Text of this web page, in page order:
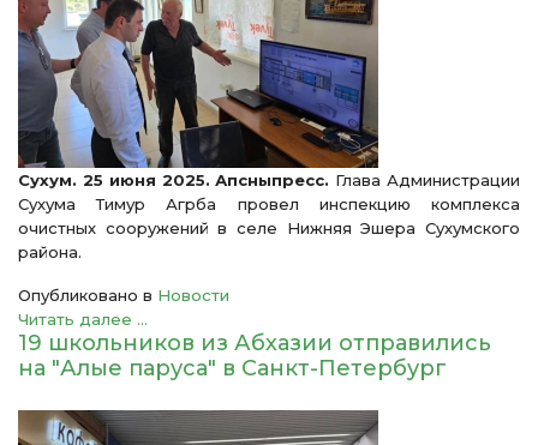
Сухум. 25 июня 2025. Апсныпресс. Глава Администрации
Сухума Тимур Агрба провел инспекцию комплекса
очистных сооружений в селе Нижняя Эшера Сухумского
района.
Опубликовано в Новости
Читать далее ...
19 школьников из Абхазии отправились
на "Алые паруса" в Санкт-Петербург